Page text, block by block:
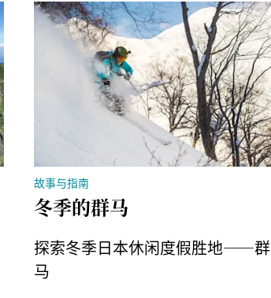
故事与指南
冬季的群马
探索冬季日本休闲度假胜地——群
马